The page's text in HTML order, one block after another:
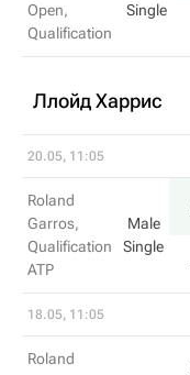
Open,
Qualification
Single
Ллойд Харрис
20.05, 11:05
Roland
Garros,
Qualification
ATP
Male
Single
18.05, 11:05
Roland